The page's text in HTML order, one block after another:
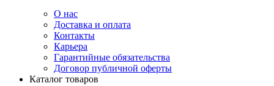
О нас
Доставка и оплата
Контакты
Карьера
Гарантийные обязательства
Договор публичной оферты
Каталог товаров